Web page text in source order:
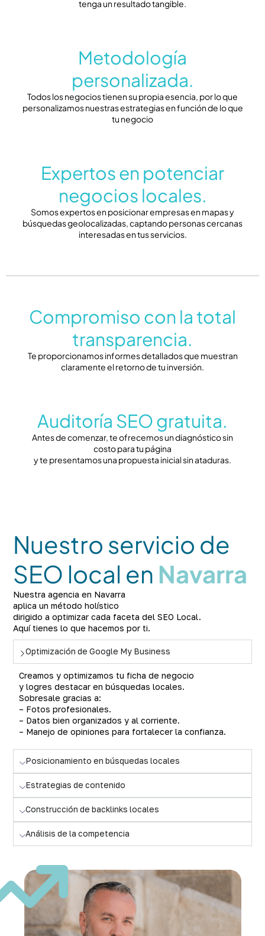
tenga un resultado tangible.
Metodología
personalizada.
Todos los negocios tienen su propia esencia, por lo que
personalizamos nuestras estrategias en función de lo que
tu negocio
Expertos en potenciar
negocios locales.
Somos expertos en posicionar empresas en mapas y
búsquedas geolocalizadas, captando personas cercanas
interesadas en tus servicios.
Compromiso con la total
transparencia.
Te proporcionamos informes detallados que muestran
claramente el retorno de tu inversión.
Auditoría SEO gratuita.
Antes de comenzar, te ofrecemos un diagnóstico sin
costo para tu página
y te presentamos una propuesta inicial sin ataduras.
Nuestro servicio de
SEO local en Navarra
Nuestra agencia en Navarra
aplica un método holístico
dirigido a optimizar cada faceta del SEO Local.
Aquí tienes lo que hacemos por ti.
Optimización de Google My Business
Creamos y optimizamos tu ficha de negocio
y logres destacar en búsquedas locales.
Sobresale gracias a:
– Fotos profesionales.
– Datos bien organizados y al corriente.
– Manejo de opiniones para fortalecer la confianza.
Posicionamiento en búsquedas locales
Estrategias de contenido
Construcción de backlinks locales
Análisis de la competencia